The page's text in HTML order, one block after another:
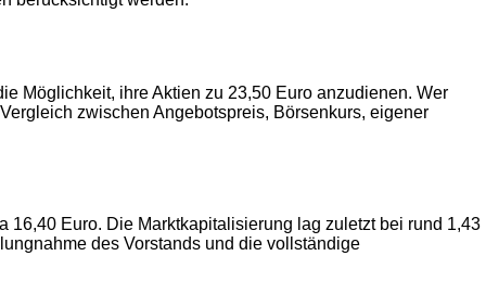
Möglichkeit, ihre Aktien zu 23,50 Euro anzudienen. Wer
zwischen Angebotspreis, Börsenkurs, eigener
16,40 Euro. Die Marktkapitalisierung lag zuletzt bei rund 1,43
des Vorstands und die vollständige